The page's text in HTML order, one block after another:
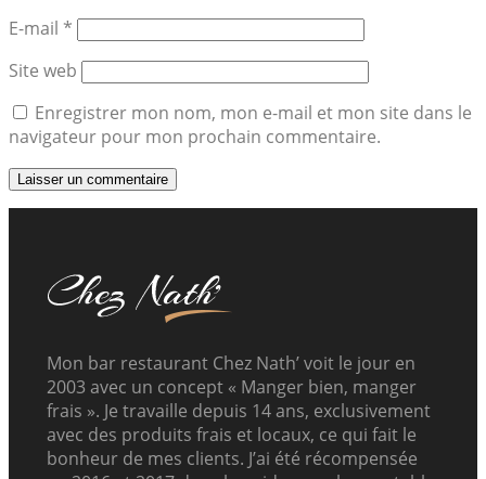
E-mail *
Site web
Enregistrer mon nom, mon e-mail et mon site dans le
navigateur pour mon prochain commentaire.
Mon bar restaurant Chez Nath’ voit le jour en
2003 avec un concept « Manger bien, manger
frais ». Je travaille depuis 14 ans, exclusivement
avec des produits frais et locaux, ce qui fait le
bonheur de mes clients. J’ai été récompensée